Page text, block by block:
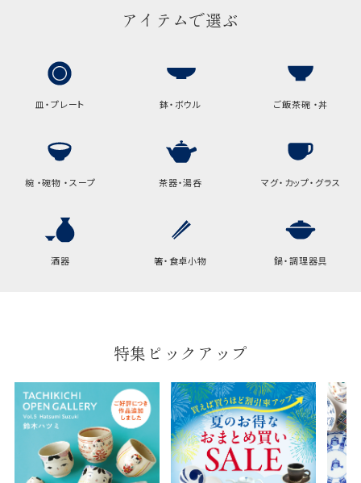
包装紙でお包みできない一部
手提袋はお付けできません。
手提げ袋について
ご注文時に、ご希望枚数をご記入ください。
高さ
32.5cm
サイズ
高さ
40cm
横
30cm
幅
14cm
アイテムで選ぶ
皿・プレート 鉢・ボウル ご飯茶碗 ・丼
椀 ・碗物 ・スープ 茶器・湯呑 マグ・カップ・グラス
酒器 箸・食卓小物 鍋・調理器具
特集ピックアップ